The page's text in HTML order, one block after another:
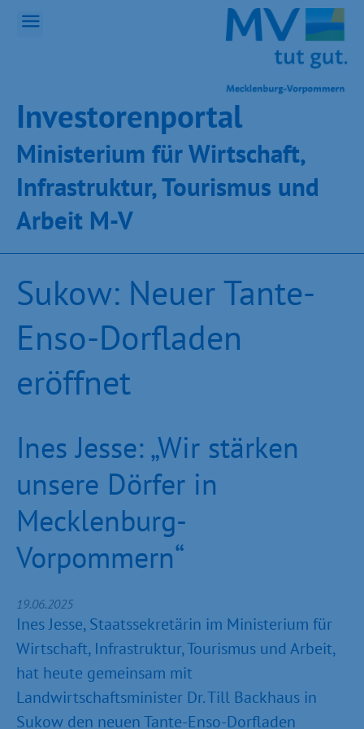
Inves­toren­por­tal
Ministeri­um für Wirt­schaft,
Infra­struk­tur, Tou­ris­mus und
Ar­beit M-V
Sukow: Neuer Tante-
Enso-Dorfladen
eröffnet
Ines Jesse: „Wir stärken
unsere Dörfer in
Mecklenburg-
Vorpommern“
19.06.2025
Ines Jesse, Staatssekretärin im Ministerium für
Wirtschaft, Infrastruktur, Tourismus und Arbeit,
hat heute gemeinsam mit
Landwirtschaftsminister Dr. Till Backhaus in
Sukow den neuen Tante-Enso-Dorfladen